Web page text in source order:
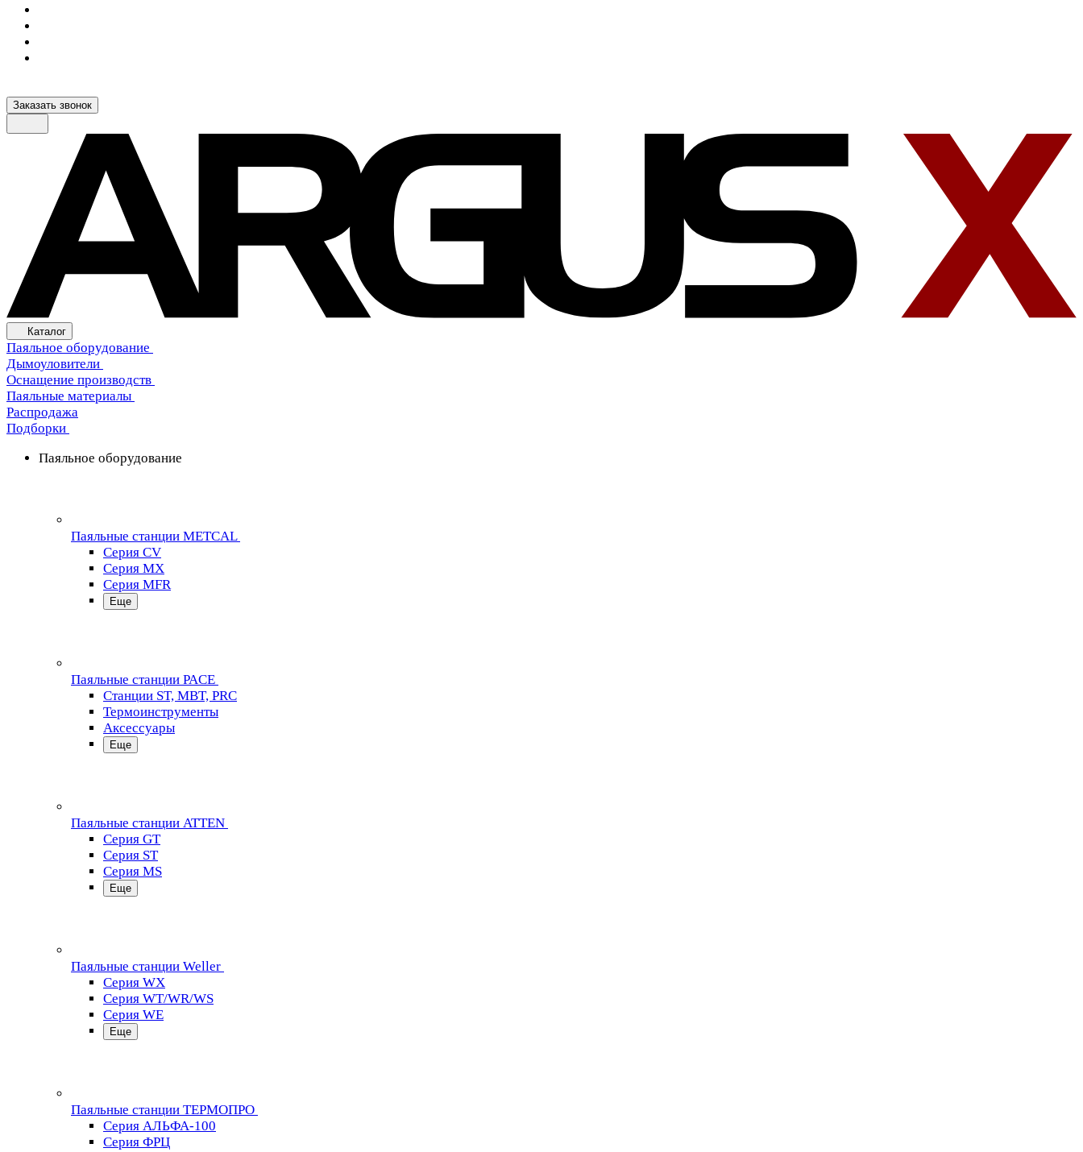
Заказать звонок
Каталог
Паяльное оборудование
Дымоуловители
Оснащение производств
Паяльные материалы
Распродажа
Подборки
Паяльное оборудование
Паяльные станции METCAL
Серия CV
Серия MX
Серия MFR
Еще
Паяльные станции PACE
Станции ST, MBT, PRC
Термоинструменты
Аксессуары
Еще
Паяльные станции ATTEN
Серия GT
Серия ST
Серия MS
Еще
Паяльные станции Weller
Серия WX
Серия WT/WR/WS
Серия WE
Еще
Паяльные станции ТЕРМОПРО
Серия АЛЬФА-100
Серия ФРЦ